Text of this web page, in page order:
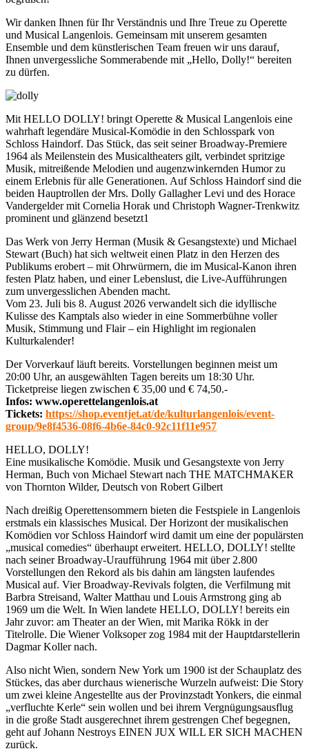
Wir danken Ihnen für Ihr Verständnis und Ihre Treue zu Operette
und Musical Langenlois. Gemeinsam mit unserem gesamten
Ensemble und dem künstlerischen Team freuen wir uns darauf,
Ihnen unvergessliche Sommerabende mit „Hello, Dolly!“ bereiten
zu dürfen.
Mit HELLO DOLLY! bringt Operette & Musical Langenlois eine
wahrhaft legendäre Musical-Komödie in den Schlosspark von
Schloss Haindorf. Das Stück, das seit seiner Broadway-Premiere
1964 als Meilenstein des Musicaltheaters gilt, verbindet spritzige
Musik, mitreißende Melodien und augenzwinkernden Humor zu
einem Erlebnis für alle Generationen. Auf Schloss Haindorf sind die
beiden Hauptrollen der Mrs. Dolly Gallagher Levi und des Horace
Vandergelder mit Cornelia Horak und Christoph Wagner-Trenkwitz
prominent und glänzend besetzt1
Das Werk von Jerry Herman (Musik & Gesangstexte) und Michael
Stewart (Buch) hat sich weltweit einen Platz in den Herzen des
Publikums erobert – mit Ohrwürmern, die im Musical-Kanon ihren
festen Platz haben, und einer Lebenslust, die Live-Aufführungen
zum unvergesslichen Abenden macht.
Vom 23. Juli bis 8. August 2026 verwandelt sich die idyllische
Kulisse des Kamptals also wieder in eine Sommerbühne voller
Musik, Stimmung und Flair – ein Highlight im regionalen
Kulturkalender!
Der Vorverkauf läuft bereits. Vorstellungen beginnen meist um
20:00 Uhr, an ausgewählten Tagen bereits um 18:30 Uhr.
Ticketpreise liegen zwischen € 35,00 und € 74,50.-
Infos: www.operettelangenlois.at
Tickets: https://shop.eventjet.at/de/kulturlangenlois/event-
group/9e8f4536-08f6-4b6e-84c0-92c11f11e957
HELLO, DOLLY!
Eine musikalische Komödie. Musik und Gesangstexte von Jerry
Herman, Buch von Michael Stewart nach THE MATCHMAKER
von Thornton Wilder, Deutsch von Robert Gilbert
Nach dreißig Operettensommern bieten die Festspiele in Langenlois
erstmals ein klassisches Musical. Der Horizont der musikalischen
Komödien vor Schloss Haindorf wird damit um eine der populärsten
„musical comedies“ überhaupt erweitert. HELLO, DOLLY! stellte
nach seiner Broadway-Uraufführung 1964 mit über 2.800
Vorstellungen den Rekord als bis dahin am längsten laufendes
Musical auf. Vier Broadway-Revivals folgten, die Verfilmung mit
Barbra Streisand, Walter Matthau und Louis Armstrong ging ab
1969 um die Welt. In Wien landete HELLO, DOLLY! bereits ein
Jahr zuvor: am Theater an der Wien, mit Marika Rökk in der
Titelrolle. Die Wiener Volksoper zog 1984 mit der Hauptdarstellerin
Dagmar Koller nach.
Also nicht Wien, sondern New York um 1900 ist der Schauplatz des
Stückes, das aber durchaus wienerische Wurzeln aufweist: Die Story
um zwei kleine Angestellte aus der Provinzstadt Yonkers, die einmal
„verfluchte Kerle“ sein wollen und bei ihrem Vergnügungsausflug
in die große Stadt ausgerechnet ihrem gestrengen Chef begegnen,
geht auf Johann Nestroys EINEN JUX WILL ER SICH MACHEN
zurück.